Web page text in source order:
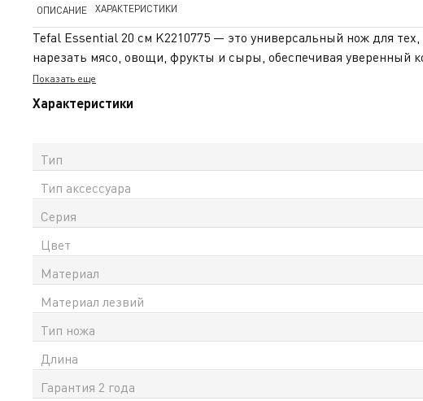
ОПИСАНИЕ ХАРАКТЕРИСТИКИ
Tefal Essential 20 см K2210775 — это универсальный нож для
нарезать мясо, овощи, фрукты и сыры, обеспечивая уверенный
долговечностью и устойчивостью к износу. Оно долго
комфортнее. Рукоять с покрытием Soft-touch удобно лежит в
добавляет дополнительный контроль во время нарезки.
Показать еще
Характеристики
Тип
Тип аксессуара
Серия
Цвет
Материал
Материал лезвий
Тип ножа
Длина
Гарантия 2 года